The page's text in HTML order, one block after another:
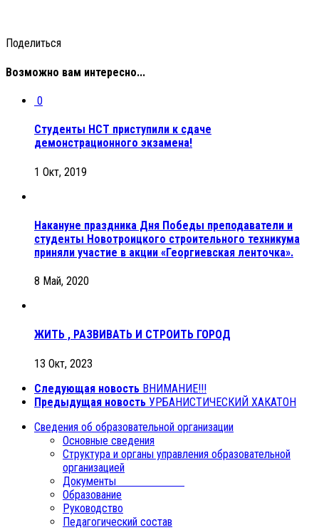
Поделиться
Возможно вам интересно...
0
Студенты НСТ приступили к сдаче
демонстрационного экзамена!
1 Окт, 2019
Накануне праздника Дня Победы преподаватели и
студенты Новотроицкого строительного техникума
приняли участие в акции «Георгиевская ленточка».
8 Май, 2020
ЖИТЬ , РАЗВИВАТЬ И СТРОИТЬ ГОРОД
13 Окт, 2023
Следующая новость ВНИМАНИЕ!!!
Предыдущая новость УРБАНИСТИЧЕСКИЙ ХАКАТОН
Сведения об образовательной организации
Основные сведения
Структура и органы управления образовательной
организацией
Документы
Образование
Руководство
Педагогический состав